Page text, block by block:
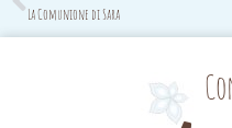
La Comunione di Sara